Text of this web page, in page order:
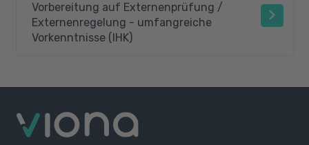
Vorbereitung auf Externenprüfung /
Externenregelung - umfangreiche
Vorkenntnisse (IHK)